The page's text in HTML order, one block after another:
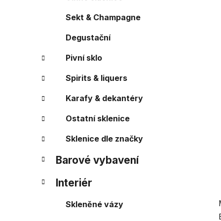
í
a
e
l
o
Sekt & Champagne
Degustační
Pivní sklo
Spirits & liquers
Karafy & dekantéry
Ostatní sklenice
Sklenice dle značky
Barové vybavení
Interiér
Skleněné vázy